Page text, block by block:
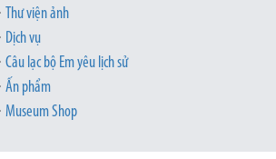
Thư viện ảnh
Dịch vụ
Câu lạc bộ Em yêu lịch sử
Ấn phẩm
Museum Shop